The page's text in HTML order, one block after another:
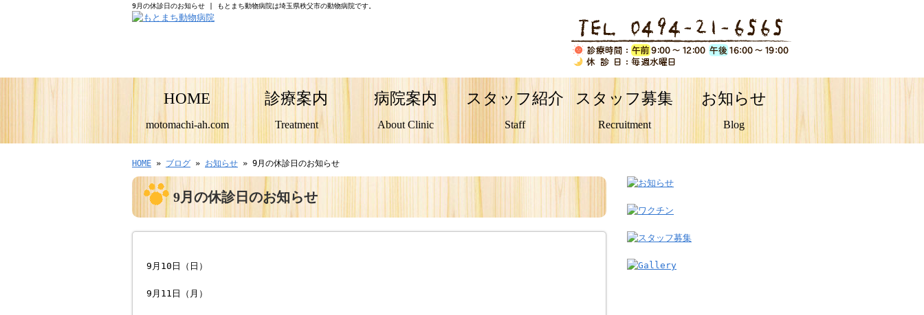
9月の休診日のお知らせ | もとまち動物病院は埼玉県秩父市の動物病院です。
HOME
motomachi-ah.com
診療案内
Treatment
病院案内
About Clinic
スタッフ紹介
Staff
スタッフ募集
Recruitment
お知らせ
Blog
HOME » ブログ » お知らせ » 9月の休診日のお知らせ
9月の休診日のお知らせ
9月10日（日）
9月11日（月）